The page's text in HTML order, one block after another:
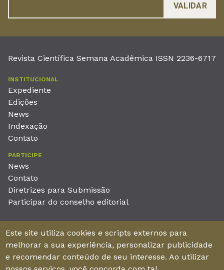
Revista Científica Semana Acadêmica ISSN 2236-6717
INSTITUCIONAL
Expediente
Edições
News
Indexação
Contato
PARTICIPE
News
Contato
Diretrizes para Submissão
Participar do conselho editorial
Unieducar Inteligência Educacional Ltda
CNPJ: 05.569.970/0001-26
Av. Desembargador Moreira, No. 2001 – 11º andar - Bairro
Este site utiliza cookies e scripts externos para
melhorar a sua experiência, personalizar publicidade
e recomendar conteúdo de seu interesse. Ao utilizar